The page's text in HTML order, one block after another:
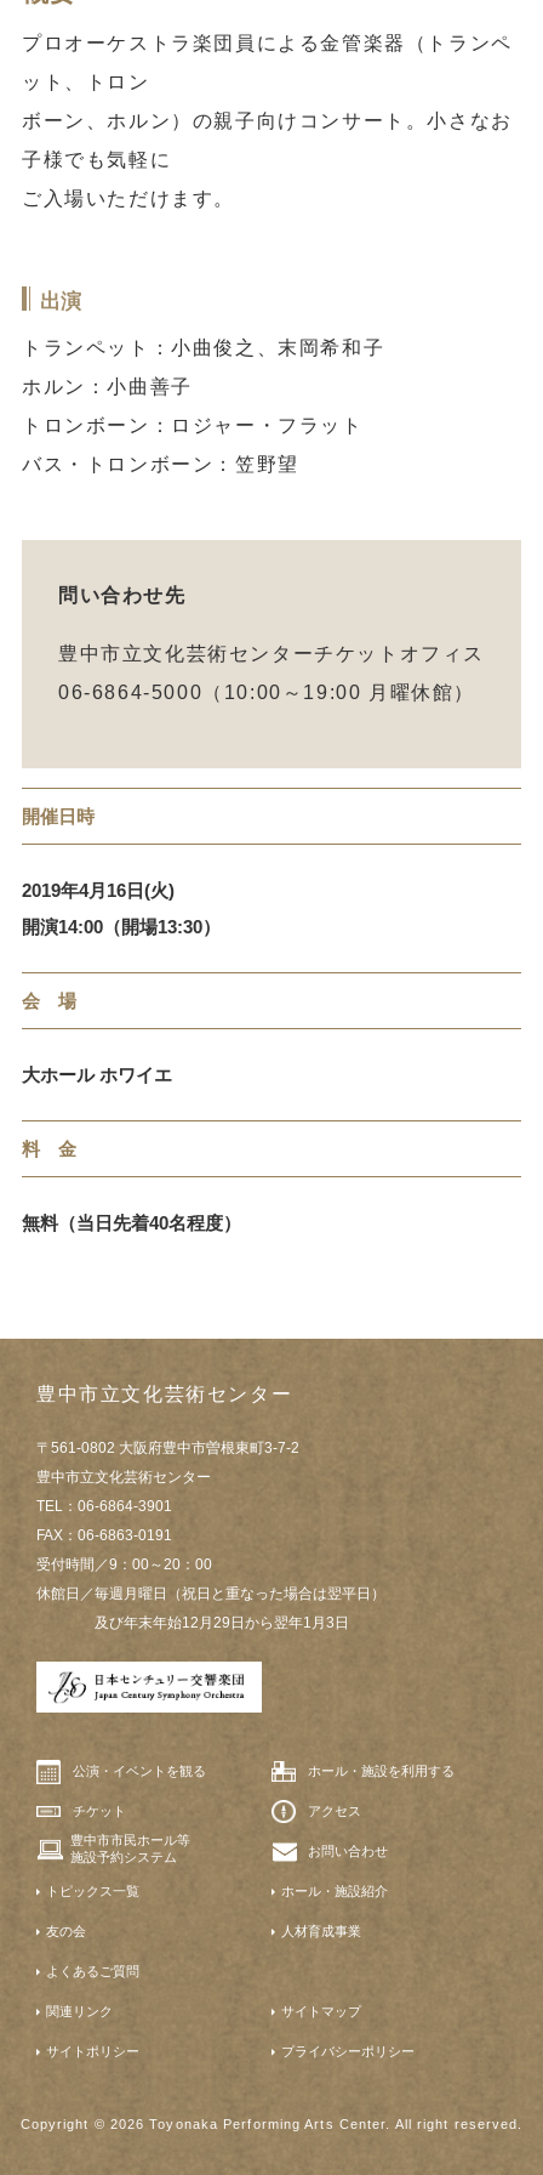
プロオーケストラ楽団員による金管楽器（トランペ
ット、トロン
ボーン、ホルン）の親子向けコンサート。小さなお
子様でも気軽に
ご入場いただけます。
出演
トランペット：小曲俊之、末岡希和子
ホルン：小曲善子
トロンボーン：ロジャー・フラット
バス・トロンボーン：笠野望
問い合わせ先
豊中市立文化芸術センターチケットオフィス
06-6864-5000（10:00～19:00 月曜休館）
開催日時
2019年4月16日(火)
開演14:00（開場13:30）
会 場
大ホール ホワイエ
料 金
無料（当日先着40名程度）
豊中市立文化芸術センター
〒561-0802 大阪府豊中市曽根東町3-7-2
豊中市立文化芸術センター
TEL：06-6864-3901
FAX：06-6863-0191
受付時間／9：00～20：00
休館日／毎週月曜日（祝日と重なった場合は翌平日）
及び年末年始12月29日から翌年1月3日
公演・イベントを観る ホール・施設を利用する
チケット
アクセス
豊中市市民ホール等
施設予約システム
お問い合わせ
トピックス一覧 ホール・施設紹介
友の会 人材育成事業
よくあるご質問
関連リンク サイトマップ
サイトポリシー プライバシーポリシー
Copyright © 2026 Toyonaka Performing Arts Center. All right reserved.